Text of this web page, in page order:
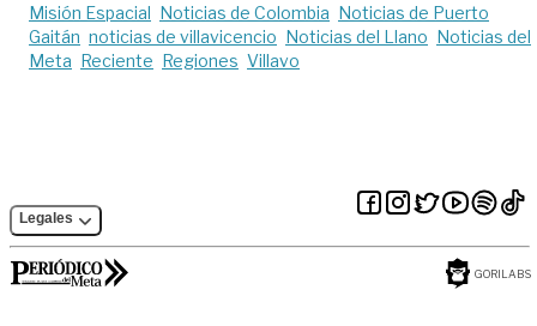
Misión Espacial Noticias de Colombia Noticias de Puerto
Gaitán noticias de villavicencio Noticias del Llano Noticias del
Meta Reciente Regiones Villavo
Legales
GORILABS